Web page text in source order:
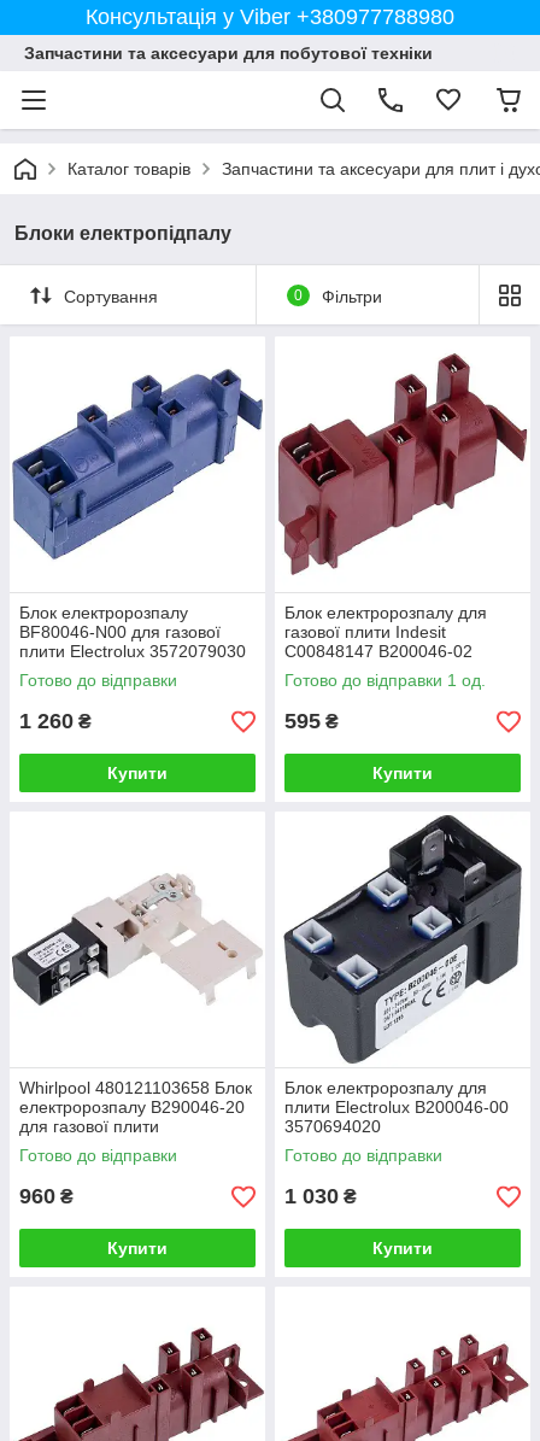
Консультація у Viber +380977788980
Запчастини та аксесуари для побутової техніки
Каталог товарів Запчастини та аксесуари для плит і
Блоки електропідпалу
Сортування 0 Фільтри
Блок електророзпалу
BF80046-N00 для газової
плити Electrolux 3572079030
Готово до відправки
1 260 ₴
Купити
Блок електророзпалу для
газової плити Indesit
C00848147 B200046-02
Готово до відправки 1 од.
595 ₴
Купити
Whirlpool 480121103658 Блок
електророзпалу B290046-20
для газової плити
Готово до відправки
960 ₴
Купити
Блок електророзпалу для
плити Electrolux B200046-00
3570694020
Готово до відправки
1 030 ₴
Купити